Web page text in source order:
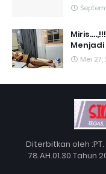
Mei 27,
Diterbitkan oleh
78.AH.01.30.Tahun